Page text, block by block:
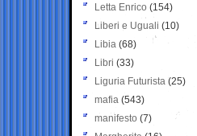
Letta Enrico (154)
Liberi e Uguali (10)
Libia (68)
Libri (33)
Liguria Futurista (25)
mafia (543)
manifesto (7)